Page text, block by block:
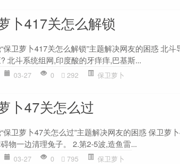
卜417关怎么解锁
保卫萝卜417关怎么解锁”主题解决网友的困惑 北
北斗系统组网,印度酸的牙痒痒,巴基斯...
03-27 0 292 保卫萝卜
卜47关怎么过
保卫萝卜47关怎么过”主题解决网友的困惑 保卫萝
物一边清理兔子。 2.第2-5波,造鱼雷...
03-27 0 795 保卫萝卜